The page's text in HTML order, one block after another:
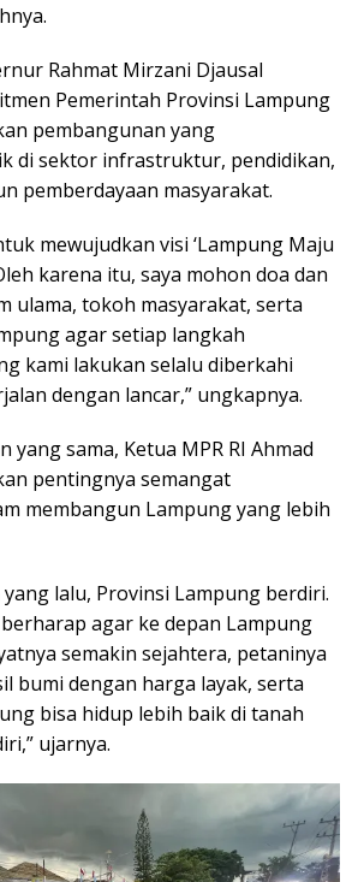
Rahmat Mirzani Djausal
Pemerintah Provinsi Lampung
pembangunan yang
di sektor infrastruktur, pendidikan,
pemberdayaan masyarakat.
mewujudkan visi ‘Lampung Maju
karena itu, saya mohon doa dan
ulama, tokoh masyarakat, serta
agar setiap langkah
kami lakukan selalu diberkahi
dengan lancar,” ungkapnya.
yang sama, Ketua MPR RI Ahmad
pentingnya semangat
membangun Lampung yang lebih
lalu, Provinsi Lampung berdiri.
agar ke depan Lampung
semakin sejahtera, petaninya
bumi dengan harga layak, serta
bisa hidup lebih baik di tanah
ujarnya.